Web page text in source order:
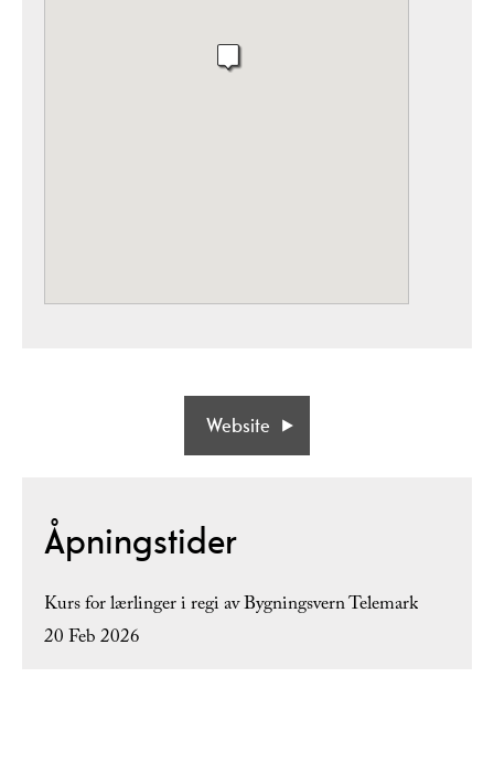
Website
Åpningstider
Kurs for lærlinger i regi av Bygningsvern Telemark
20 Feb 2026